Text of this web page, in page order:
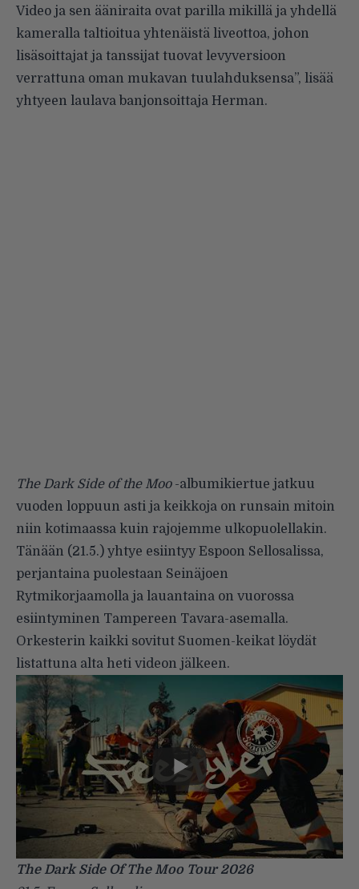
Video ja sen ääniraita ovat parilla mikillä ja yhdellä
kameralla taltioitua yhtenäistä liveottoa, johon
lisäsoittajat ja tanssijat tuovat levyversioon
verrattuna oman mukavan tuulahduksensa”, lisää
yhtyeen laulava banjonsoittaja Herman.
The Dark Side of the Moo-albumikiertue jatkuu
vuoden loppuun asti ja keikkoja on runsain mitoin
niin kotimaassa kuin rajojemme ulkopuolellakin.
Tänään (21.5.) yhtye esiintyy Espoon Sellosalissa,
perjantaina puolestaan Seinäjoen
Rytmikorjaamolla ja lauantaina on vuorossa
esiintyminen Tampereen Tavara-asemalla.
Orkesterin kaikki sovitut Suomen-keikat löydät
listattuna alta heti videon jälkeen.
The Dark Side Of The Moo Tour 2026